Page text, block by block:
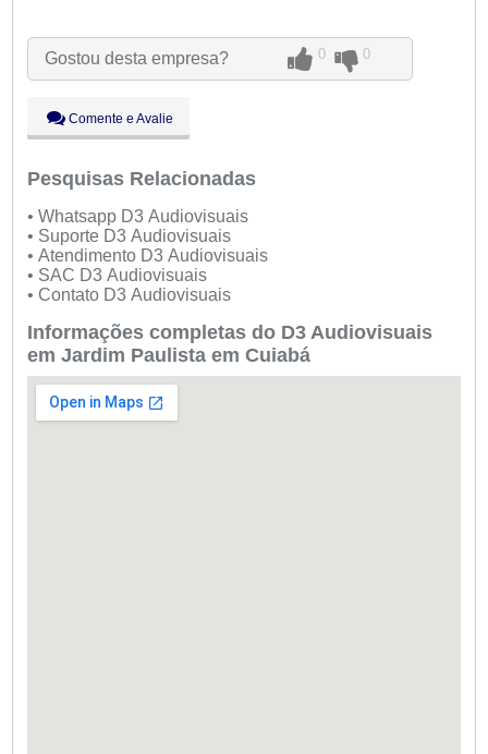
Ter:
09:00 - 18:00
Qua:
09:00 - 18:00 Abertoagora
Sex:
09:00 - 18:00
Sáb:
Fechado
Dom:
Fechado
Gostou desta empresa? 0 0
Comente e Avalie
Pesquisas Relacionadas
• Whatsapp D3 Audiovisuais
• Suporte D3 Audiovisuais
• Atendimento D3 Audiovisuais
• SAC D3 Audiovisuais
• Contato D3 Audiovisuais
Informações completas do D3 Audiovisuais
em Jardim Paulista em Cuiabá